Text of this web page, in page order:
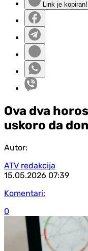
Link je kopiran!
Ova dva
uskoro da
Autor:
ATV redakcija
15.05.2026 07:39
Komentari:
0